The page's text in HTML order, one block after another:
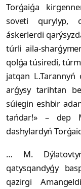
Torǵaiǵa
soveti qurylyp,
áskerlerdi
túrli aila-
qolǵa túsiredi,
jatqan
arǵysy tarihtan
súiegin eshbir
tań­dar!» – dep
dashylardyń
… M.
qatysqandyǵy
qazirgi